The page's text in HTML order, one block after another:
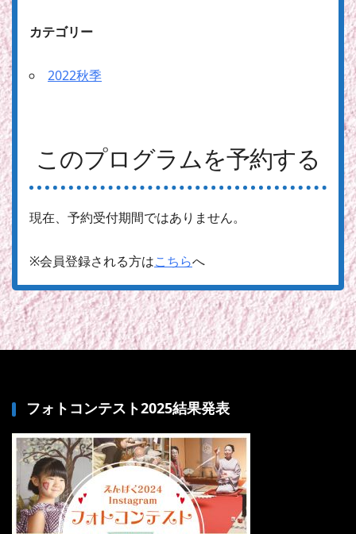
カテゴリー
2022秋季
このプログラムを予約する
現在、予約受付期間ではありません。
※会員登録される方はこちらへ
フォトコンテスト2025結果発表